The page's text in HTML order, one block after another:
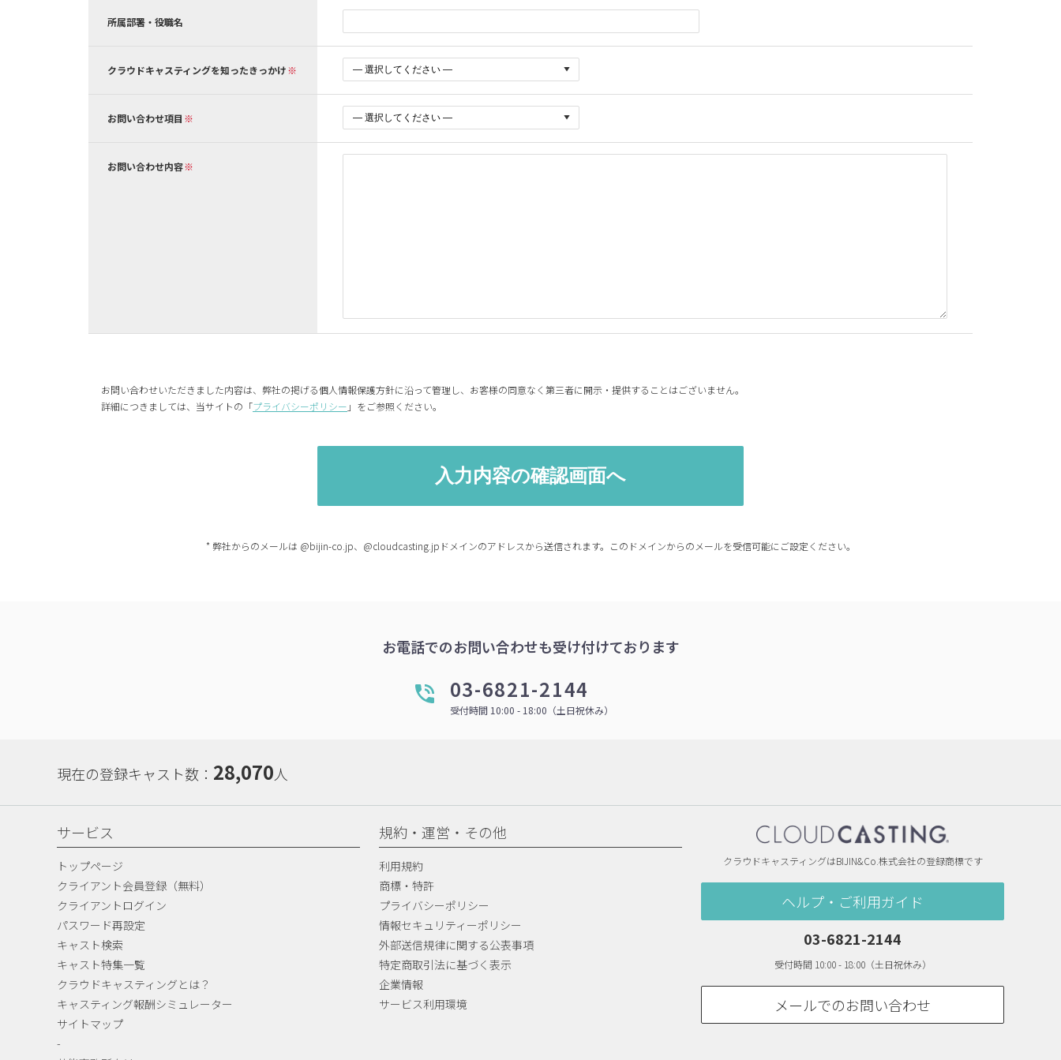
所属部署・役職名
クラウドキャスティングを知ったきっかけ
お問い合わせ項目
お問い合わせ内容
お問い合わせいただきました内容は、弊社の掲げる個人情報保護方針に沿って管理し、お客様の同意なく第三者に開示・提供することはございません。
詳細につきましては、当サイトの「プライバシーポリシー 」をご参照ください。
* 弊社からのメールは @bijin-co.jp、@cloudcasting.jpドメインのアドレスから送信されます。このドメインからのメールを受信可能にご設定ください。
お電話でのお問い合わせも受け付けております
03-6821-2144
受付時間 10:00 - 18:00（土日祝休み）
現在の登録キャスト数： 28,070人
サービス
トップページ
クライアント会員登録（無料）
クライアントログイン
パスワード再設定
キャスト検索
キャスト特集一覧
クラウドキャスティングとは？
キャスティング報酬シミュレーター
サイトマップ
-
規約・運営・その他
利用規約
商標・特許
プライバシーポリシー
情報セキュリティーポリシー
外部送信規律に関する公表事項
特定商取引法に基づく表示
企業情報
サービス利用環境
クラウドキャスティングはBIJIN&Co.株式会社の登録商標です
ヘルプ・ご利用ガイド
03-6821-2144
受付時間 10:00 - 18:00（土日祝休み）
メールでのお問い合わせ